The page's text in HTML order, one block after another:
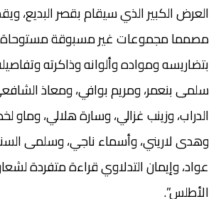
مصمما مجموعات غير مسبوقة
بتضاريسه ومواده وألوانه وذاكرته
سلمى بنعمر، ومريم بوافي، ومعاذ
الدراب، وزينب غزالي، وسارة هلالي، وماو
وهدى لاريني، وأسماء ناجي، وسلمى
عواد، وإيمان التدلاوي قراءة متفردة
الأطلس”.